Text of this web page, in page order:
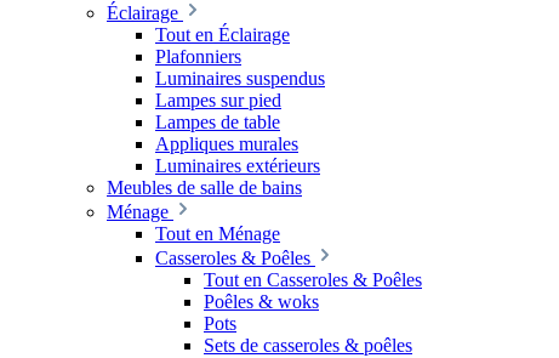
Éclairage
Tout en Éclairage
Plafonniers
Luminaires suspendus
Lampes sur pied
Lampes de table
Appliques murales
Luminaires extérieurs
Meubles de salle de bains
Ménage
Tout en Ménage
Casseroles & Poêles
Tout en Casseroles & Poêles
Poêles & woks
Pots
Sets de casseroles & poêles